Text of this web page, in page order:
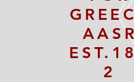
AASR
2